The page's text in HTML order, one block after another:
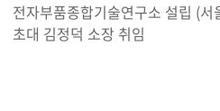
전자부품종합기술연구소 설립 (
초대 김정덕 소장 취임